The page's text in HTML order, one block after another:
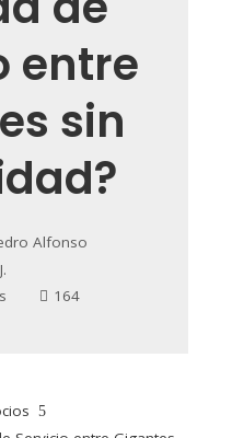
entre
sin
Alfonso
164